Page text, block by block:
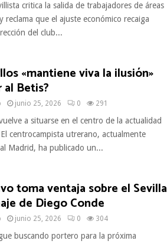
critica la salida de trabajadores de áreas
reclama que el ajuste económico recaiga
del club...
«mantiene viva la ilusión»
Betis?
junio 25, 2026 0 291
a situarse en el centro de la actualidad
centrocampista utrerano, actualmente
Madrid, ha publicado un...
toma ventaja sobre el Sevilla
de Diego Conde
junio 25, 2026 0 304
buscando portero para la próxima